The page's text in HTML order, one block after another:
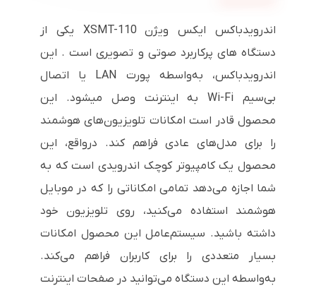
اندروید‌باکس ایکس ویژن XSMT-110 یکی از
دستگاه های پرکاربرد صوتی و تصویری است . این
اندرویدباکس، به‌واسطه‌ پورت LAN یا اتصال
بی‌سیم Wi-Fi به اینترنت وصل می‎شود. این
محصول قادر است امکانات تلویزیون‌های هوشمند
را برای مدل‌های عادی فراهم کند. درواقع، این
محصول یک کامپیوتر کوچک اندرویدی است که به
شما اجازه می‌دهد تمامی امکاناتی را که در موبایل
هوشمند استفاده می‌کنید، روی تلویزیون خود
داشته باشید. سیستم‌عامل این محصول امکانات
بسیار متعددی را برای کاربران فراهم می‌کند.
به‌واسطه‌ این دستگاه می‌توانید در صفحات اینترنت